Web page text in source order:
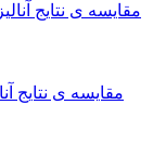
مقایسه ی‌ نتایج